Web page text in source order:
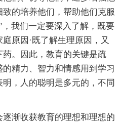
的培养他们，帮助他们克服
，我们一定要深入了解，既要
原因·既了解生理原因，又
。因此，教育的关键是疏
精力、智力和情感用到学习
，人的聪明是多元的，不同
渐收获教育的理想和理想的